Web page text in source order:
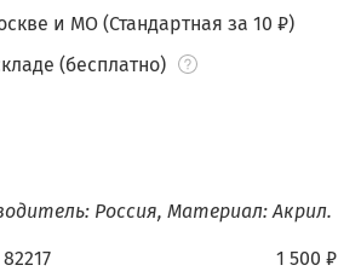
и МО (Стандартная за 10 ₽)
(бесплатно)
Россия, Материал: Акрил.
1 500 ₽